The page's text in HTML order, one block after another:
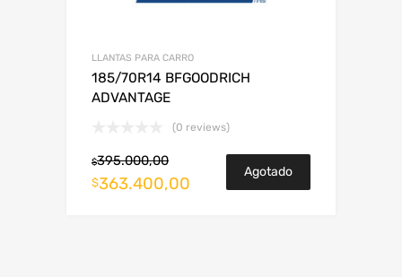
LLANTAS PARA CARRO
185/70R14 BFGOODRICH
ADVANTAGE
(0 reviews)
$395.000,00
$363.400,00
Agotado